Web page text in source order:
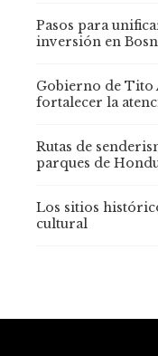
Pasos para
inversión en
Gobierno de Tito
fortalecer la
Rutas de
parques de
Los sitios
cultural